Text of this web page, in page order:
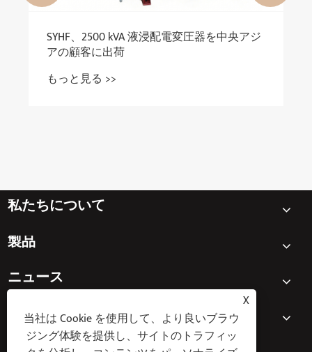
SYHF、2500 kVA 液浸配電変圧器を中央アジ
アの顧客に出荷
もっと見る >>
私たちについて
製品
ニュース
お問い合わせ
X
当社は Cookie を使用して、より良いブラウ
ジング体験を提供し、サイトのトラフィッ